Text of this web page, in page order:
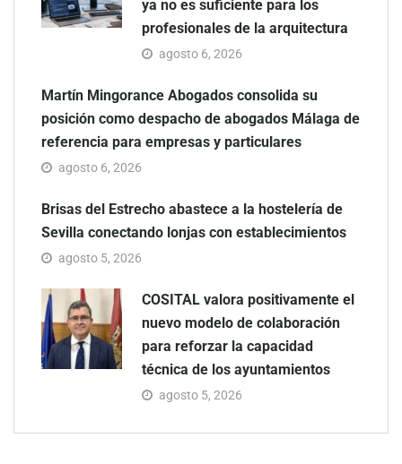
ya no es suficiente para los
profesionales de la arquitectura
agosto 6, 2026
Martín Mingorance Abogados consolida su
posición como despacho de abogados Málaga de
referencia para empresas y particulares
agosto 6, 2026
Brisas del Estrecho abastece a la hostelería de
Sevilla conectando lonjas con establecimientos
agosto 5, 2026
COSITAL valora positivamente el
nuevo modelo de colaboración
para reforzar la capacidad
técnica de los ayuntamientos
agosto 5, 2026